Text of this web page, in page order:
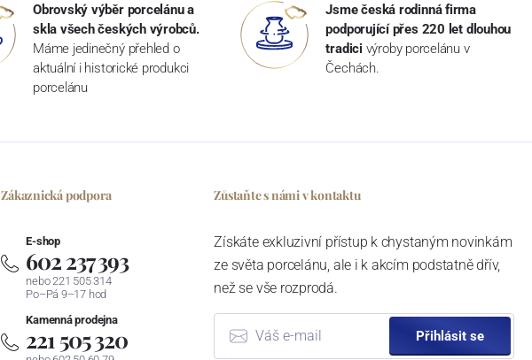
Obrovský výběr porcelánu a
skla všech českých výrobců.
Máme jedinečný přehled o
aktuální i historické produkci
porcelánu
Jsme česká rodinná firma
podporující přes 220 let dlouhou
tradici výroby porcelánu v
Čechách.
Zákaznická podpora
E-shop
602 237 393
nebo 221 505 314
Po–Pá 9–17 hod
Kamenná prodejna
221 505 320
Zůstaňte s námi v kontaktu
Získáte exkluzivní přístup k chystaným novinkám
ze světa porcelánu, ale i k akcím podstatně dřív,
než se vše rozprodá.
Přihlásit se